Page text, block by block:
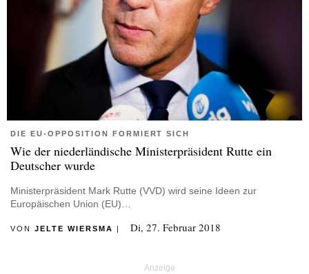
DIE EU-OPPOSITION FORMIERT SICH
Wie der niederländische Ministerpräsident Rutte ein
Deutscher wurde
Ministerpräsident Mark Rutte (VVD) wird seine Ideen zur
Europäischen Union (EU)…
VON JELTE WIERSMA | Di, 27. Februar 2018